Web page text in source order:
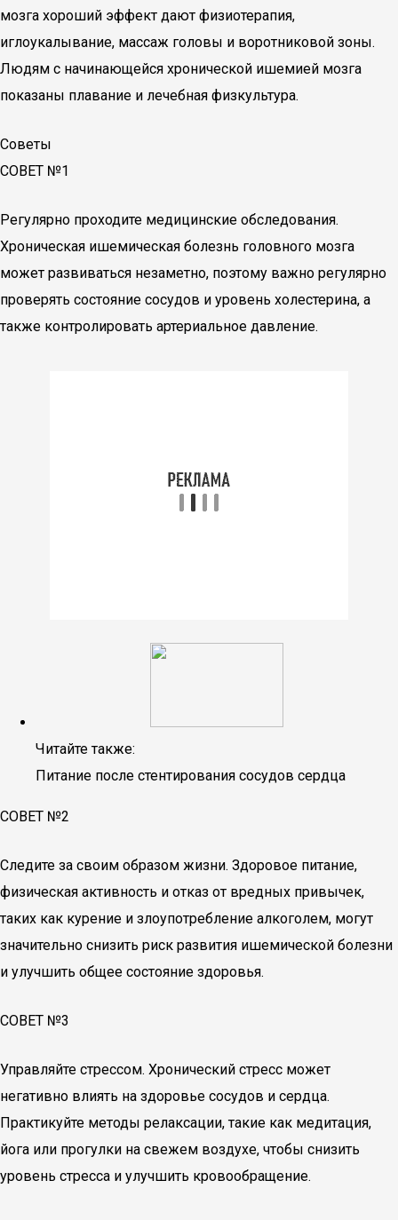
мозга хороший эффект дают физиотерапия,
иглоукалывание, массаж головы и воротниковой зоны.
Людям с начинающейся хронической ишемией мозга
показаны плавание и лечебная физкультура.
Советы
СОВЕТ №1
Регулярно проходите медицинские обследования.
Хроническая ишемическая болезнь головного мозга
может развиваться незаметно, поэтому важно регулярно
проверять состояние сосудов и уровень холестерина, а
также контролировать артериальное давление.
Читайте также:
Питание после стентирования сосудов сердца
СОВЕТ №2
Следите за своим образом жизни. Здоровое питание,
физическая активность и отказ от вредных привычек,
таких как курение и злоупотребление алкоголем, могут
значительно снизить риск развития ишемической болезни
и улучшить общее состояние здоровья.
СОВЕТ №3
Управляйте стрессом. Хронический стресс может
негативно влиять на здоровье сосудов и сердца.
Практикуйте методы релаксации, такие как медитация,
йога или прогулки на свежем воздухе, чтобы снизить
уровень стресса и улучшить кровообращение.